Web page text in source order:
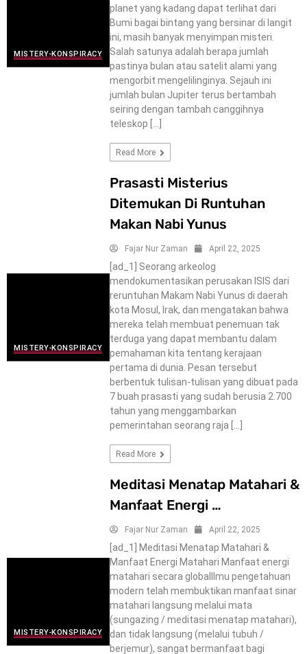
MISTERY-KONSPIRACY
planet yang kadang dapat terlihat dari
Bumi bagai bintang yang bersinar di langit
ini, masih banyak menyimpan misteri.
Salah satunya adalah berapa jumlah
pastinya bulan atau satelit alami yang
mengorbit mengelilinginya. Sejauh ini
jumlah bulan Jupiter terus bertambah
seiring dengan tambah canggihnya
teleskop […]
Read More
MISTERY-KONSPIRACY
Prasasti Misterius
Ditemukan Di Runtuhan
Makan Nabi Yunus
Fajar Nur Zaman April 22, 2025
[ad_1] Seorang arkeolog
mendokumentasikan perusakan ISIS dari
reruntuhan Makam Nabi Yunus di daerah
kota Mosul, Irak, dan mengatakan bahwa
mereka telah membuat penemuan tak
terduga yang dapat membantu dalam
pemahaman kita tentang kerajaan
pertama di dunia. Pesan tersebut
berbentuk tulisan-tulisan yang dibuat pada
7 buah prasasti yang sudah berusia 2.700
tahun yang menggambarkan
pemerintahan seorang raja […]
Read More
MISTERY-KONSPIRACY
Meditasi Menatap Matahari &
Manfaat Energi …
Fajar Nur Zaman April 22, 2025
[ad_1] Meditasi Menatap Matahari &
Manfaat Energi Matahari Manfaat energi
matahari secara globalIlmu pengetahuan
modern telah membuktikan manfaat sinar
matahari langsung melalui mata
(sungazing / meditasi menatap matahari),
dan tidak langsung (melalui tubuh /
berjemur), sangat bermanfaat bagi